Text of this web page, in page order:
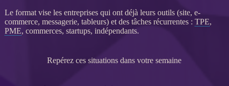
Le format vise les entreprises qui ont déjà leurs outils (site, e-
commerce, messagerie, tableurs) et des tâches récurrentes : TPE,
PME, commerces, startups, indépendants.
Repérez ces situations dans votre semaine